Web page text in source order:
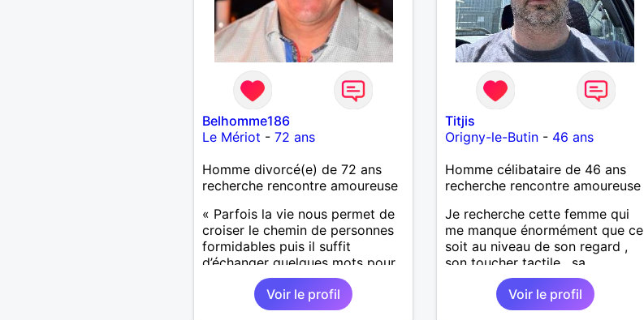
Belhomme186
Le Mériot - 72 ans
Homme divorcé(e) de 72 ans
recherche rencontre amoureuse
« Parfois la vie nous permet de
croiser le chemin de personnes
formidables puis il suffit
d’échanger quelques mots pour
comprendre qu’elles deviennent
importantes et pour le reste de
notre vie. »
Voir le profil
Titjis
Origny-le-Butin- 46 ans
Homme célibataire de 46 ans
recherche rencontre amoureuse
Je recherche cette femme qui
me manque énormément que ce
soit au niveau de son regard ,
son toucher tactile , sa
simplicité , sa douceur bref tout
ces défauts et ses qualités pour
une relation pérenne
Voir le profil